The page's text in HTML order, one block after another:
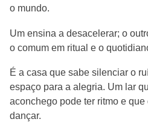
o mundo.
Um ensina a desacelerar; o
o comum em ritual e o
É a casa que sabe silenciar o
espaço para a alegria. Um lar
aconchego pode ter ritmo e
dançar.